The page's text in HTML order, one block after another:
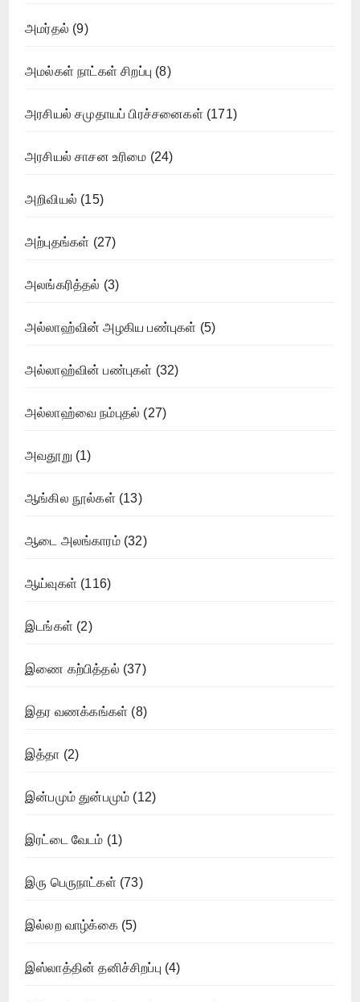
அமர்தல் (9)
அமல்கள் நாட்கள் சிறப்பு (8)
அரசியல் சமுதாயப் பிரச்சனைகள் (171)
அரசியல் சாசன உரிமை (24)
அறிவியல் (15)
அற்புதங்கள் (27)
அலங்கரித்தல் (3)
அல்லாஹ்வின் அழகிய பண்புகள் (5)
அல்லாஹ்வின் பண்புகள் (32)
அல்லாஹ்வை நம்புதல் (27)
அவதூறு (1)
ஆங்கில நூல்கள் (13)
ஆடை அலங்காரம்(32)
ஆய்வுகள் (116)
இடங்கள் (2)
இணை கற்பித்தல் (37)
இதர வணக்கங்கள் (8)
இத்தா (2)
இன்பமும் துன்பமும் (12)
இரட்டை வேடம் (1)
இரு பெருநாட்கள் (73)
இல்லற வாழ்க்கை(5)
இஸ்லாத்தின் தனிச்சிறப்பு (4)